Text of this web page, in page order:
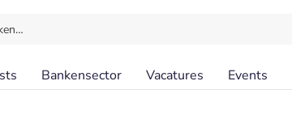
Bankensector Vacatures Events